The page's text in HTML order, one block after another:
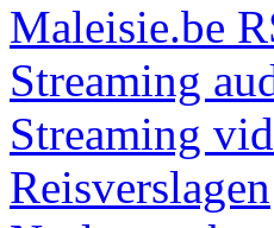
Maleisie.be
Streaming
Streaming
Reisverslagen